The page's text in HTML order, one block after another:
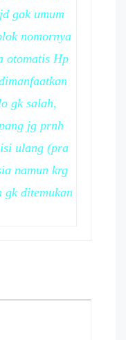
gak umum
nomornya
otomatis Hp
gk salah,
jg prnh
ulang (pra
namun krg
ditemukan